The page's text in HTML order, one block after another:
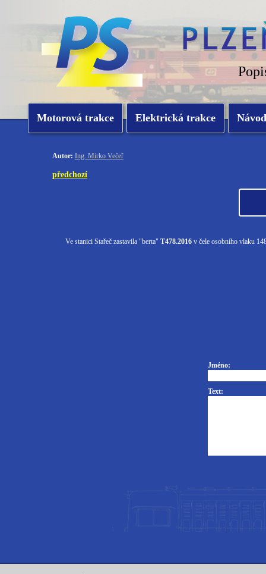
Motorová trakce Elektrická trakce
Autor: Ing. Mirko Večeř
předchozí
Ve stanici Stařeč zastavila "berta" T478.2016 v čele osobního vlaku
Jméno:
Text: